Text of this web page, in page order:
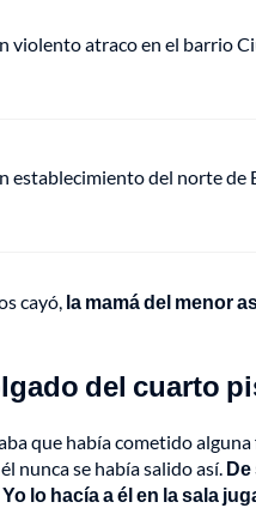
atraco en el barrio
establecimiento del norte de
cayó, la mamá del menor
del cuarto
que había cometido
nunca se había salido así.
lo hacía a él en la sala